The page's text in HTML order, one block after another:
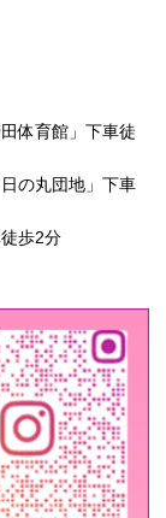
体育館」下車徒
の丸団地」下車
歩2分